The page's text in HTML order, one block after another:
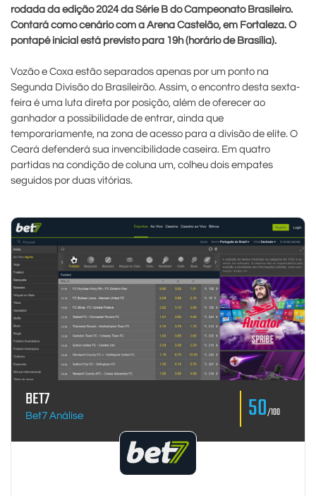
rodada da edição 2024 da Série B do Campeonato Brasileiro.
Contará como cenário com a Arena Castelão, em Fortaleza. O
pontapé inicial está previsto para 19h (horário de Brasília).
Vozão e Coxa estão separados apenas por um ponto na
Segunda Divisão do Brasileirão. Assim, o encontro desta sexta-
feira é uma luta direta por posição, além de oferecer ao
ganhador a possibilidade de entrar, ainda que
temporariamente, na zona de acesso para a divisão de elite. O
Ceará defenderá sua invencibilidade caseira. Em quatro
partidas na condição de coluna um, colheu dois empates
seguidos por duas vitórias.
BET7
Bet7 Análise 50/100